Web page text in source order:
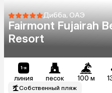
Дибба, ОАЭ
Fairmont Fujairah
Resort
линия песок 100 м
Собственный пляж